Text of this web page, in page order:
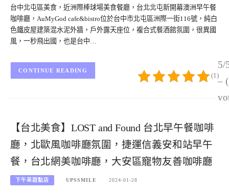
台中北屯區美食，近洲際棒球場美食餐廳，台北北屯新開幕澳洲早午餐
咖啡廳，AuMyGod cafe&bistro位於台中市北屯區洲際一街116號，純白
色鐵皮屋建築混水泥外牆，戶外露天座位，複合式餐酒館氛圍，很異國
風，一秒飛出國，也是台中…
5/
–
(1)
CONTINUE READING
【台北美食】LOST and Found 台北早午餐咖啡
廳，北歐風咖啡廳氛圍，捷運信義安和站早午
餐，台北網美咖啡廳，大安區寵物友善咖啡廳
下午茶甜點店 UPSSMILE 2024-01-28